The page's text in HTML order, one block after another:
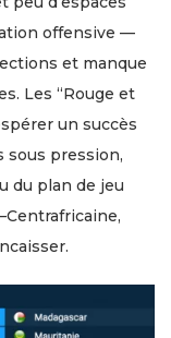
offensive —
et manque
Les “Rouge et
un succès
sous pression,
du plan de jeu